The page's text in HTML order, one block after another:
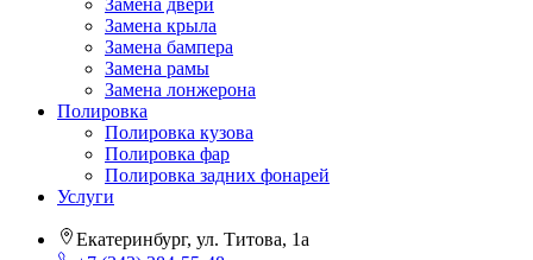
Замена двери
Замена крыла
Замена бампера
Замена рамы
Замена лонжерона
Полировка
Полировка кузова
Полировка фар
Полировка задних фонарей
Услуги
Екатеринбург, ул. Титова, 1а